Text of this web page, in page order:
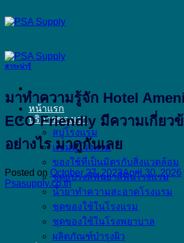
to
หน้าแรก
บริการของเรา
สบู่โรงแรม
แชมพูโรงแรม
ของใช้ที่เป็นมิตรกับสิ่งแวดล้อม
ชุดแปรงสีฟันยาสีฟันโรงแรม
น้ำยาทำความสะอาดโรงแรม
ชุดของใช้ในโรงแรม
ชุดของใช้ในโรงพยาบาล
ผลิตภัณฑ์บำรุงผิว
สาระน่ารู้
มาทำความรู้จัก Hotel
ECO Friendly มีความเกี่ยว
อย่างไร มาดูกันเลย
Posted on October 27, 2023April 30, 2026
Psasupply.co.th